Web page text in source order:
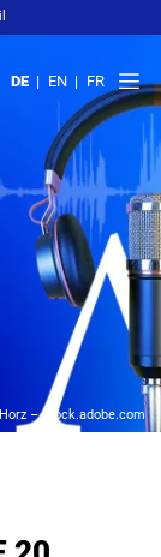
DE EN FR
– stock.adobe.com